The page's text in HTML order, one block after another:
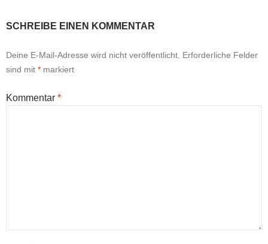
SCHREIBE EINEN KOMMENTAR
Deine E-Mail-Adresse wird nicht veröffentlicht. Erforderliche Felder
sind mit * markiert
Kommentar *